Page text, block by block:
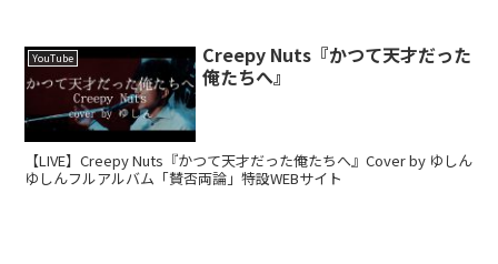
YouTube
Creepy Nuts『かつて天才だった
俺たちへ』
【LIVE】Creepy Nuts『かつて天才だった俺たちへ』Cover by ゆしん
ゆしんフルアルバム「賛否両論」特設WEBサイト